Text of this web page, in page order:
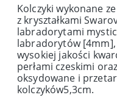
Kolczyki wykonane
z kryształkami
labradorytami
labradorytów
wysokiej jakości
perłami czeskimi
oksydowane i
kolczyków5,3cm.